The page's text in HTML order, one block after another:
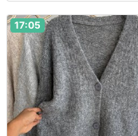
сом.
17:05